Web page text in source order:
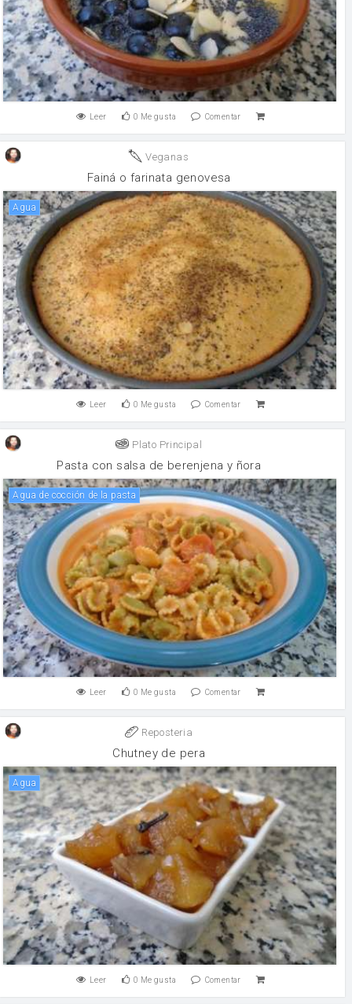
Leer 0 Me gusta Comentar
Veganas
Fainá o farinata genovesa
agua
Leer 0 Me gusta Comentar
Plato Principal
Pasta con salsa de berenjena y ñora
Agua de cocción de la pasta
Leer 0 Me gusta Comentar
Reposteria
Chutney de pera
agua
Leer 0 Me gusta Comentar